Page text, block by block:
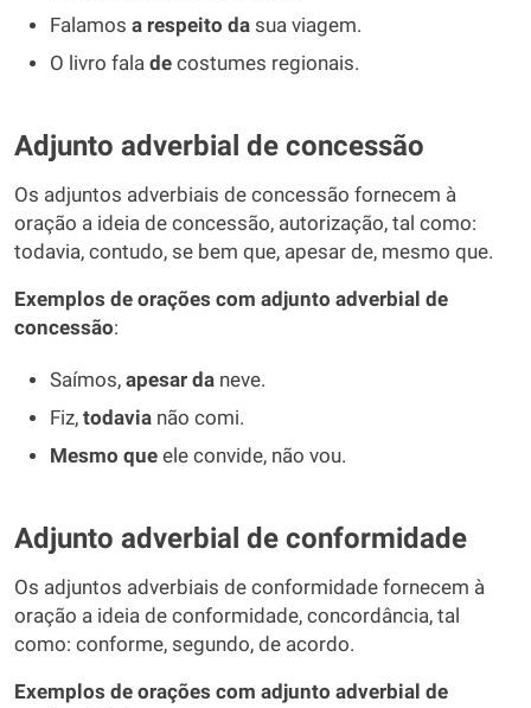
Falamos a respeito da sua viagem.
O livro fala de costumes regionais.
Adjunto adverbial de concessão
Os adjuntos adverbiais de concessão fornecem à
oração a ideia de concessão, autorização, tal como:
todavia, contudo, se bem que, apesar de, mesmo que.
Exemplos de orações com adjunto adverbial de
concessão:
Saímos, apesar da neve.
Fiz, todavia não comi.
Mesmo que ele convide, não vou.
Adjunto adverbial de conformidade
Os adjuntos adverbiais de conformidade fornecem à
oração a ideia de conformidade, concordância, tal
como: conforme, segundo, de acordo.
Exemplos de orações com adjunto adverbial de